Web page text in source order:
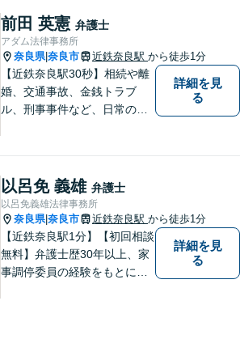
対応します。【夜間／休日対
応可】法律トラブルでお悩み
の方は、お気軽にご相談くだ
さい。
前田 英憲 弁護士
アダム法律事務所
奈良県|奈良市 近鉄奈良駅 から徒歩1分
【近鉄奈良駅30秒】相続や離
婚、交通事故、金銭トラブ
ル、刑事事件など、日常の中
はお気軽にご相談ください。
【初回相談料60分5,500円】
【分かりやすい説明】
詳細を見
る
以呂免 義雄 弁護士
以呂免義雄法律事務所
奈良県|奈良市 近鉄奈良駅 から徒歩1分
【近鉄奈良駅1分】【初回相談
無料】弁護士歴30年以上、家
事調停委員の経験をもとに複
詳細を見
る